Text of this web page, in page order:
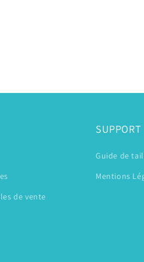
de vente
SUPPORT
Guide de
Mentions